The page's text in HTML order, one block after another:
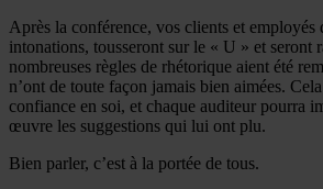
Après la conférence, vos clients et employés
intonations, tousseront sur le « U » et seront
nombreuses règles de rhétorique aient été
n’ont de toute façon jamais bien aimées.
confiance en soi, et chaque auditeur pourra
œuvre les suggestions qui lui ont plu.
Bien parler, c’est à la portée de tous.